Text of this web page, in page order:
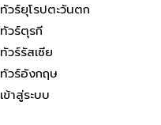
ทัวร์ยุโรปตะวันตก
ทัวร์ตุรกี
ทัวร์รัสเซีย
ทัวร์อังกฤษ
เข้าสู่ระบบ